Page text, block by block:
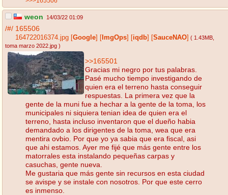
weon 14/03/22 01:09
/#/ 165506
164722016374.jpg Google ImgOps iqdb SauceNAO ( 1.43MB
toma marzo 2022.jpg )
>>165501
Gracias mi negro por tus palabras.
Pasé mucho tiempo investigando de
quien era el terreno hasta conseguir
respuestas. La primera vez que la
gente de la muni fue a hechar a la gente de la toma, los
municipales ni siquiera tenian idea de quien era el
terreno, hasta incluso inventaron que el dueño habia
demandado a los dirigentes de la toma, wea que era
mentira ovbio. Por que yo ya sabia que era fiscal, asi
que ahi estamos. Ayer me fijé que más gente entre los
matorrales esta instalando pequeñas carpas y
casuchas, gente nueva.
Me gustaria que más gente sin recursos en esta ciudad
se avispe y se instale con nosotros. Por que este cerro
es inmenso.